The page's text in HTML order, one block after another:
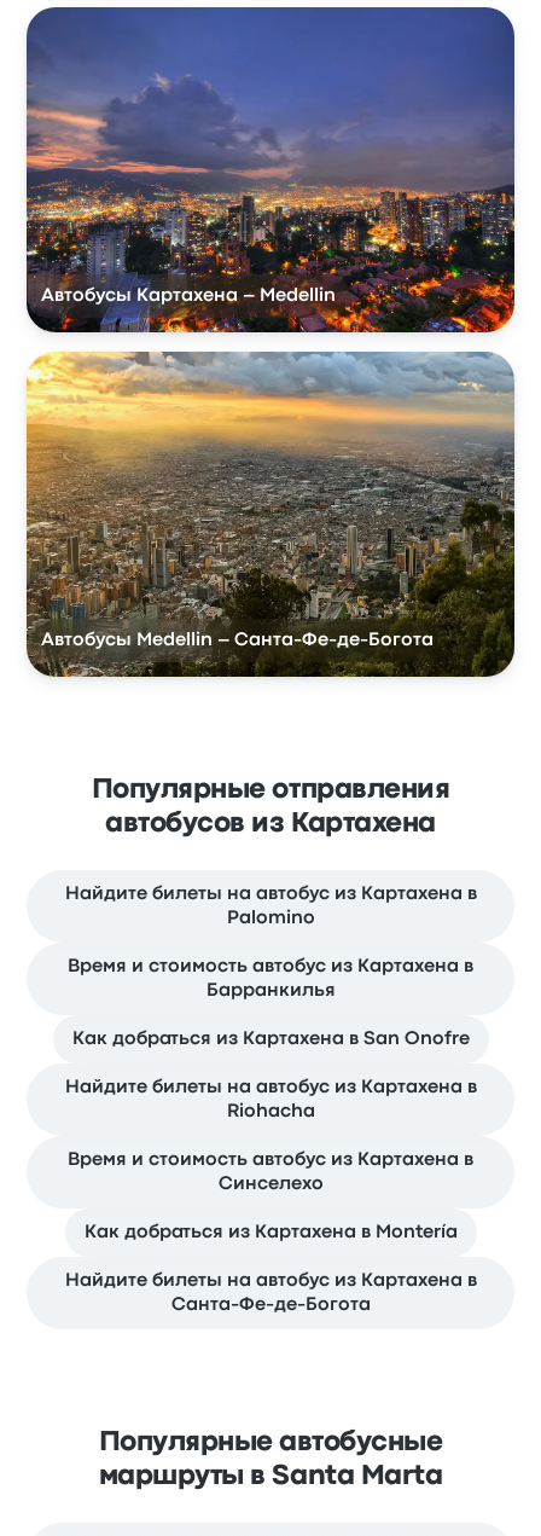
Автобусы Картахена – Medellin
Автобусы Medellin – Санта-Фе-де-Богота
Популярные отправления
автобусов из Картахена
Найдите билеты на автобус из Картахена в
Palomino
Время и стоимость автобус из Картахена в
Барранкилья
Как добраться из Картахена в San Onofre
Найдите билеты на автобус из Картахена в
Riohacha
Время и стоимость автобус из Картахена в
Синселехо
Как добраться из Картахена в Montería
Найдите билеты на автобус из Картахена в
Санта-Фе-де-Богота
Популярные автобусные
маршруты в Santa Marta